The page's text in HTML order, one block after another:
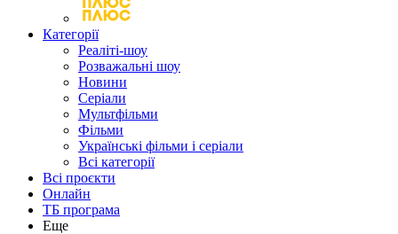
Категорії
Реаліті-шоу
Розважальні шоу
Новини
Серіали
Мультфільми
Фільми
Українські фільми і серіали
Всі категорії
Всі проєкти
Онлайн
ТБ програма
Еще